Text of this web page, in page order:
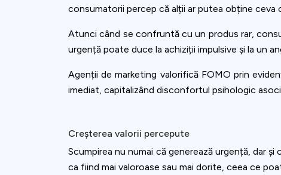
consumatorii percep că alții ar putea obține
Atunci când se confruntă cu un produs rar,
urgență poate duce la achiziții impulsive și la un
Agenții de marketing valorifică FOMO prin
imediat, capitalizând disconfortul psihologic
Creșterea valorii percepute
Scumpirea nu numai că generează urgență, dar și
ca fiind mai valoroase sau mai dorite, ceea ce